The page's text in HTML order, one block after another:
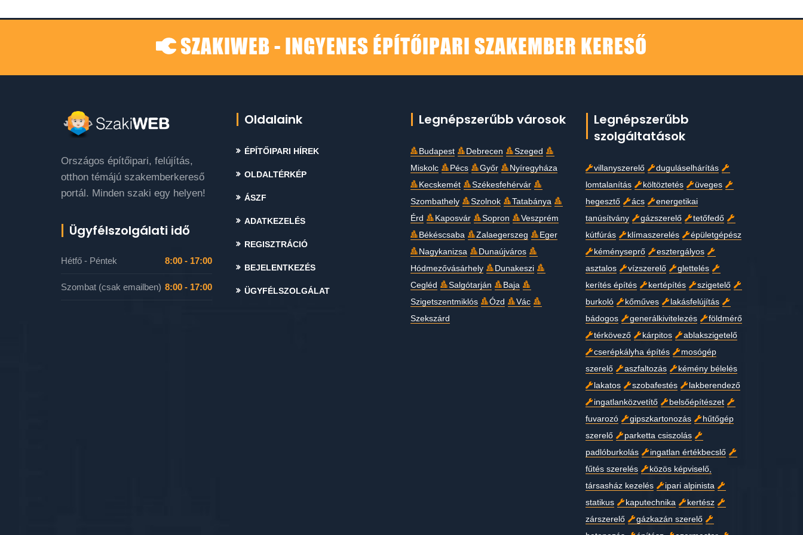
SZAKIWEB - INGYENES ÉPÍTŐIPARI SZAKEMBER KERESŐ
Országos építőipari, felújítás,
otthon témájú szakemberkereső
portál. Minden szaki egy helyen!
Ügyfélszolgálati idő
Hétfő - Péntek 8:00 - 17:00
Szombat (csak emailben) 8:00 - 17:00
Oldalaink
ÉPÍTŐIPARI HÍREK
OLDALTÉRKÉP
ÁSZF
ADATKEZELÉS
REGISZTRÁCIÓ
BEJELENTKEZÉS
ÜGYFÉLSZOLGÁLAT
Legnépszerűbb városok
Budapest Debrecen
Szeged
Miskolc
Pécs Győr
Nyíregyháza
Kecskemét
Székesfehérvár
Szombathely
Szolnok
Tatabánya
Érd
Kaposvár Sopron
Veszprém
Békéscsaba
Zalaegerszeg
Eger
Nagykanizsa
Dunaújváros
Hódmezővásárhely
Dunakeszi
Cegléd
Salgótarján
Baja
Szigetszentmiklós
Ózd
Vác
Szekszárd
Legnépszerűbb
szolgáltatások
villanyszerelő
duguláselhárítás
lomtalanítás
költöztetés
üveges
hegesztő
ács
energetikai
tanúsítvány
gázszerelő
tetőfedő
kútfúrás
klímaszerelés
épületgépész
kéményseprő
esztergályos
asztalos
vízszerelő
glettelés
kerítés építés
kertépítés
szigetelő
burkoló
kőműves
lakásfelújítás
bádogos
generálkivitelezés
földmérő
térkövező
kárpitos
ablakszigetelő
cserépkályha építés
mosógép
szerelő
aszfaltozás
kémény bélelés
lakatos
szobafestés
lakberendező
ingatlanközvetítő
belsőépítészet
fuvarozó
gipszkartonozás
hűtőgép
szerelő
parketta csiszolás
padlóburkolás
ingatlan értékbecslő
fűtés szerelés
közös képviselő,
társasház kezelés
ipari alpinista
statikus
kaputechnika
kertész
zárszerelő
gázkazán szerelő